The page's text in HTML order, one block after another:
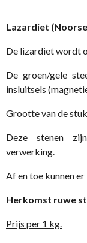
Lazardiet
De lizardiet wordt
De groen/gele
insluitsels
Grootte van de
Deze stenen
verwerking.
Af en toe kunnen
Herkomst ruwe
Prijs per 1 kg.